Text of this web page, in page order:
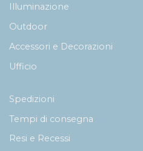
Illuminazione
Outdoor
Accessori e Decorazioni
Ufficio
Spedizioni
Tempi di consegna
Resi e Recessi